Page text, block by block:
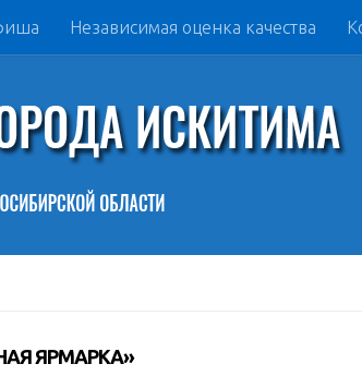
Независимая оценка качества
ЯРМАРКА»